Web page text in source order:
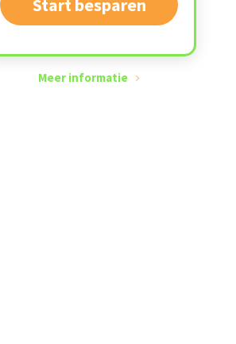
Start besparen
Meer informatie